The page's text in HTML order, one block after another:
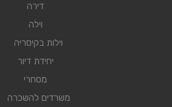
דירה
וילה
וילות בקיסריה
יחידת דיור
מסחרי
משרדים להשכרה